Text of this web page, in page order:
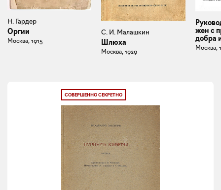
Н. Гардер
Оргии
Москва, 1915
С. И. Малашкин
Шлюха
Москва, 1929
жен с
добра
Москва,
СОВЕРШЕННО СЕКРЕТНО